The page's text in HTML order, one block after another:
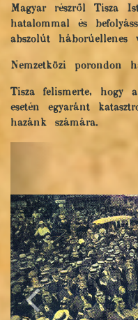
Magyar részről Tisza
hatalommal és
abszolút háborúellenes
Nemzetközi porondon
Tisza felismerte, hogy
esetén egyaránt
hazánk számára.